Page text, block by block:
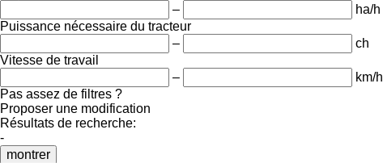
–
ha/h
Puissance nécessaire du tracteur
–
ch
Vitesse de travail
–
km/h
Pas assez de filtres ?
Proposer une modification
Résultats de recherche:
-
montrer